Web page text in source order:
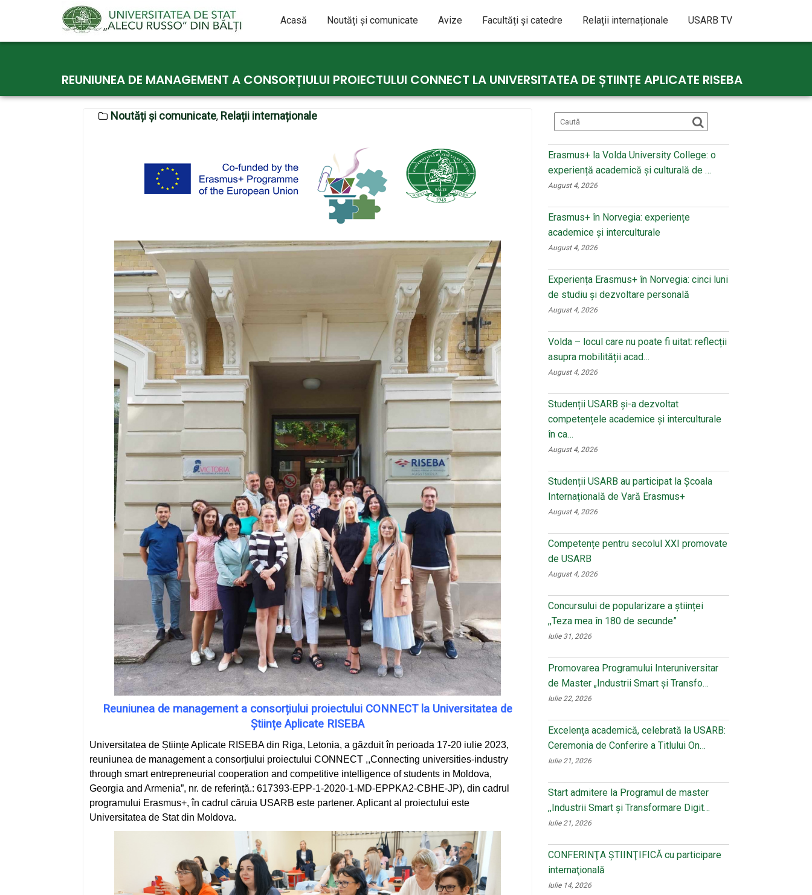
Acasă Noutăți și comunicate Avize Facultăți și catedre Relații internaționale USARB TV
REUNIUNEA DE MANAGEMENT A CONSORȚIULUI PROIECTULUI CONNECT LA UNIVERSITATEA DE ȘTIINȚE APLICATE RISEBA
Noutăți și comunicate, Relații internaționale
Reuniunea de management a consorțiului proiectului CONNECT la Universitatea de
Științe Aplicate RISEBA
Universitatea de Științe Aplicate RISEBA din Riga, Letonia, a găzduit în perioada 17-20 iulie 2023,
reuniunea de management a consorțiului proiectului CONNECT ,,Connecting universities-industry
through smart entrepreneurial cooperation and competitive intelligence of students in Moldova,
Georgia and Armenia”, nr. de referință.: 617393-EPP-1-2020-1-MD-EPPKA2-CBHE-JP), din cadrul
programului Erasmus+, în cadrul căruia USARB este partener. Aplicant al proiectului este
Universitatea de Stat din Moldova.
Erasmus+ la Volda University College: o
experiență academică și culturală de …
August 4, 2026
Erasmus+ în Norvegia: experiențe
academice și interculturale
August 4, 2026
Experiența Erasmus+ în Norvegia: cinci luni
de studiu și dezvoltare personală
August 4, 2026
Volda – locul care nu poate fi uitat: reflecții
asupra mobilității acad…
August 4, 2026
Studenții USARB și-a dezvoltat
competențele academice și interculturale
în ca…
August 4, 2026
Studenții USARB au participat la Școala
Internațională de Vară Erasmus+
August 4, 2026
Competențe pentru secolul XXI promovate
de USARB
August 4, 2026
Concursului de popularizare a științei
,,Teza mea în 180 de secunde”
Iulie 31, 2026
Promovarea Programului Interuniversitar
de Master „Industrii Smart și Transfo…
Iulie 22, 2026
Excelența academică, celebrată la USARB:
Ceremonia de Conferire a Titlului On…
Iulie 21, 2026
Start admitere la Programul de master
,,Industrii Smart și Transformare Digit…
Iulie 21, 2026
CONFERINŢA ŞTIINŢIFICĂ cu participare
internaţională
Iulie 14, 2026